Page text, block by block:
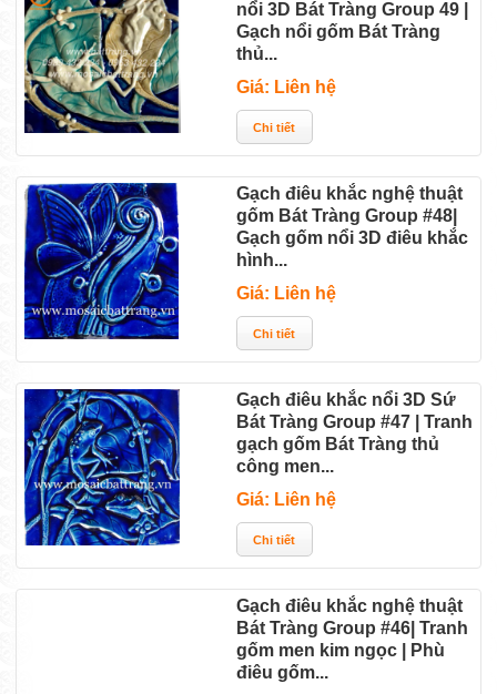
nổi 3D Bát Tràng Group 49 |
Gạch nổi gốm Bát Tràng
thủ...
Giá: Liên hệ
Gạch điêu khắc nghệ thuật
gốm Bát Tràng Group #48|
Gạch gốm nổi 3D điêu khắc
hình...
Giá: Liên hệ
Gạch điêu khắc nổi 3D Sứ
Bát Tràng Group #47 | Tranh
gạch gốm Bát Tràng thủ
công men...
Giá: Liên hệ
Gạch điêu khắc nghệ thuật
Bát Tràng Group #46| Tranh
gốm men kim ngọc | Phù
điêu gốm...